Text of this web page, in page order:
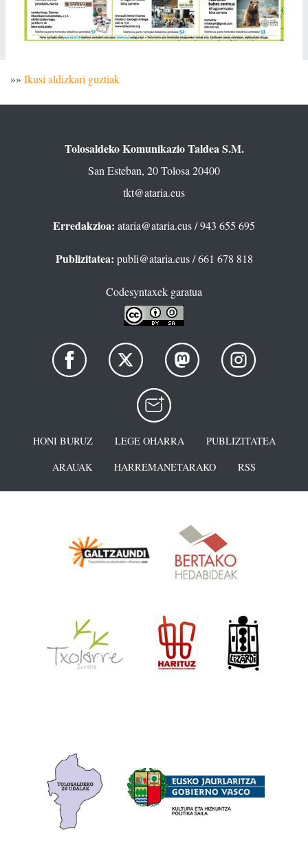
»» Ikusi aldizkari guztiak
Tolosaldeko Komunikazio Taldea S.M.
San Esteban, 20 Tolosa 20400
tkt@ataria.eus
Erredakzioa: ataria@ataria.eus/ 943 655 695
Publizitatea: publi@ataria.eus/ 661 678 818
Codesyntaxek garatua
HONI BURUZ LEGE OHARRA
PUBLIZITATEA
ARAUAK
HARREMANETARAKO RSS